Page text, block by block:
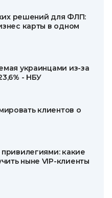
решений для ФЛП:
карты в одном
украинцами из-за
- НБУ
клиентов о
какие
ныне VIP-клиенты